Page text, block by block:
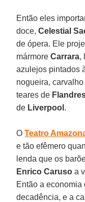
Então eles
doce,Celestial
de ópera. Ele
mármoreCarrara,
azulejos pintados
nogueira,
teares de
de Liverpool .
OTeatro
e tão efêmero
lenda que os
Enrico Caruso a
Então a
decadência, e a